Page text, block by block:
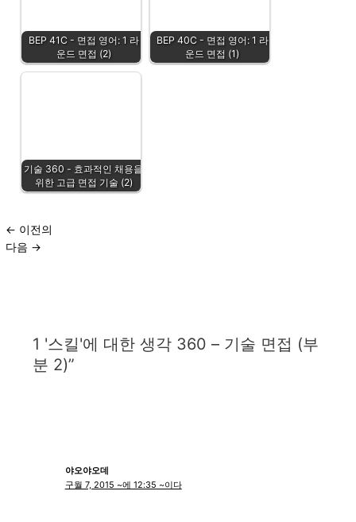
BEP 41C - 면접 영어: 1 라
운드 면접 (2)
BEP 40C - 면접 영어: 1 라
운드 면접 (1)
기술 360 - 효과적인 채용을
위한 고급 면접 기술 (2)
← 이전의
다음 →
1 '스킬'에 대한 생각 360 – 기술 면접 (부
분 2)”
야오야오데
구월 7, 2015 ~에 12:35 ~이다